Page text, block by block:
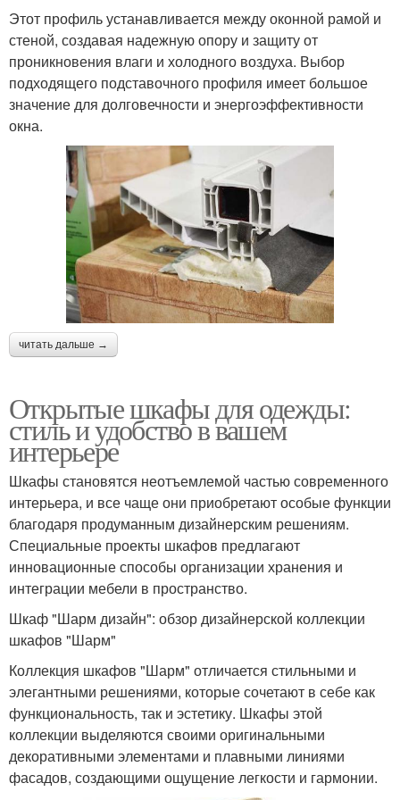
Этот профиль устанавливается между оконной рамой и
стеной, создавая надежную опору и защиту от
проникновения влаги и холодного воздуха. Выбор
подходящего подставочного профиля имеет большое
значение для долговечности и энергоэффективности
окна.
читать дальше →
Открытые шкафы для одежды:
стиль и удобство в вашем
интерьере
Шкафы становятся неотъемлемой частью современного
интерьера, и все чаще они приобретают особые функции
благодаря продуманным дизайнерским решениям.
Специальные проекты шкафов предлагают
инновационные способы организации хранения и
интеграции мебели в пространство.
Шкаф "Шарм дизайн": обзор дизайнерской коллекции
шкафов "Шарм"
Коллекция шкафов "Шарм" отличается стильными и
элегантными решениями, которые сочетают в себе как
функциональность, так и эстетику. Шкафы этой
коллекции выделяются своими оригинальными
декоративными элементами и плавными линиями
фасадов, создающими ощущение легкости и гармонии.